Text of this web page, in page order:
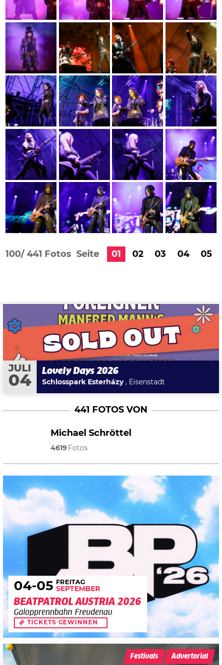
100/441 Fotos Seite 01 02 03 04 05
JULI
04
Lovely Days 2026
Schlosspark Esterházy, Eisenstadt
441 FOTOS VON
Michael Schröttel
4619 Fotos
04-05 FREITAG
SEPTEMBER
BEATPATROL AUSTRIA 2026
Galopprennbahn Freudenau
TICKETS GEWINNEN
Festivals Advertorial